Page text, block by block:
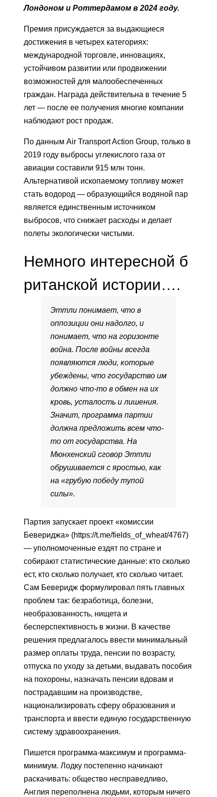
Лондоном и Роттердамом в 2024 году.
Премия присуждается за выдающиеся
достижения в четырех категориях:
международной торговле, инновациях,
устойчивом развитии или продвижении
возможностей для малообеспеченных
граждан. Награда действительна в течение 5
лет — после ее получения многие компании
наблюдают рост продаж.
По данным Air Transport Action Group, только в
2019 году выбросы углекислого газа от
авиации составили 915 млн тонн.
Альтернативой ископаемому топливу может
стать водород — образующийся водяной пар
является единственным источником
выбросов, что снижает расходы и делает
полеты экологически чистыми.
Немного интересной б
ританской истории….
Эттли понимает, что в
оппозиции они надолго, и
понимает, что на горизонте
война. После войны всегда
появляются люди, которые
убеждены, что государство им
должно что-то в обмен на их
кровь, усталость и лишения.
Значит, программа партии
должна предложить всем что-
то от государства. На
Мюнхенский сговор Эттли
обрушивается с яростью, как
на «грубую победу тупой
силы».
Партия запускает проект «комиссии
Бевериджа» (https://t.me/fields_of_wheat/4767)
— уполномоченные ездят по стране и
собирают статистические данные: кто сколько
ест, кто сколько получает, кто сколько читает.
Сам Беверидж формулировал пять главных
проблем так: безработица, болезни,
необразованность, нищета и
бесперспективность в жизни. В качестве
решения предлагалось ввести минимальный
размер оплаты труда, пенсии по возрасту,
отпуска по уходу за детьми, выдавать пособия
на похороны, назначать пенсии вдовам и
пострадавшим на производстве,
национализировать сферу образования и
транспорта и ввести единую государственную
систему здравоохранения.
Пишется программа-максимум и программа-
минимум. Лодку постепенно начинают
раскачивать: общество несправедливо,
Англия переполнена людьми, которым ничего